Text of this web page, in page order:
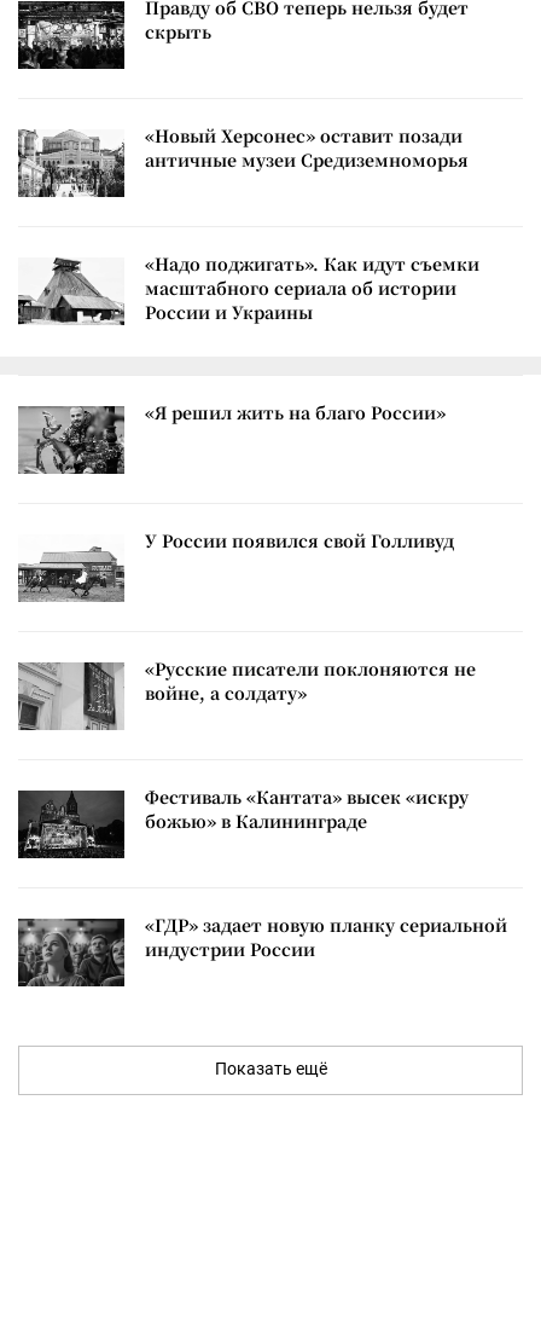
Правду об СВО теперь нельзя будет
скрыть
«Новый Херсонес» оставит позади
античные музеи Средиземноморья
«Надо поджигать». Как идут съемки
масштабного сериала об истории
России и Украины
«Я решил жить на благо России»
У России появился свой Голливуд
«Русские писатели поклоняются не
войне, а солдату»
Фестиваль «Кантата» высек «искру
божью» в Калининграде
«ГДР» задает новую планку сериальной
индустрии России
Показать ещё